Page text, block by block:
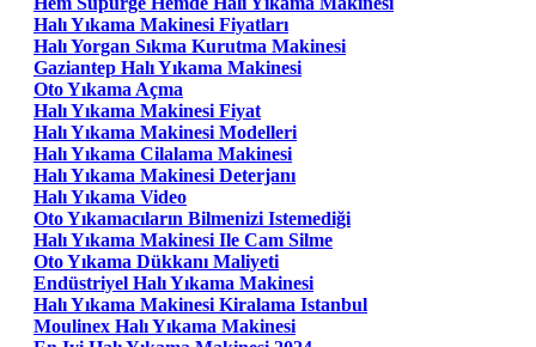
Halı Yıkama Makinesi Fiyatları
Halı Yorgan Sıkma Kurutma Makinesi
Gaziantep Halı Yıkama Makinesi
Oto Yıkama Açma
Halı Yıkama Makinesi Fiyat
Halı Yıkama Makinesi Modelleri
Halı Yıkama Cilalama Makinesi
Halı Yıkama Makinesi Deterjanı
Halı Yıkama Video
Oto Yıkamacıların Bilmenizi Istemediği
Halı Yıkama Makinesi Ile Cam Silme
Oto Yıkama Dükkanı Maliyeti
Endüstriyel Halı Yıkama Makinesi
Halı Yıkama Makinesi Kiralama Istanbul
Moulinex Halı Yıkama Makinesi